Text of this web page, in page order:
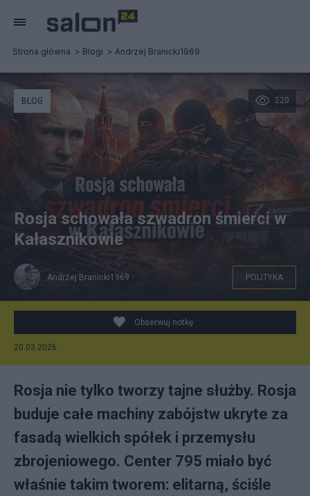
Strona główna Blogi Andrzej Branicki1969
220
BLOG
Rosja schowała szwadron śmierci w
Kałasznikowie
Andrzej Branicki1969 POLITYKA
Obserwuj notkę
20.03.2026
Rosja nie tylko tworzy tajne służby. Rosja
buduje całe machiny zabójstw ukryte za
fasadą wielkich spółek i przemysłu
zbrojeniowego. Center 795 miało być
właśnie takim tworem: elitarną, ściśle